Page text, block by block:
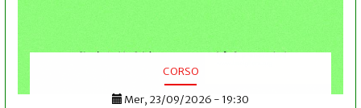
CORSO
Mer, 23/09/2026 - 19:30